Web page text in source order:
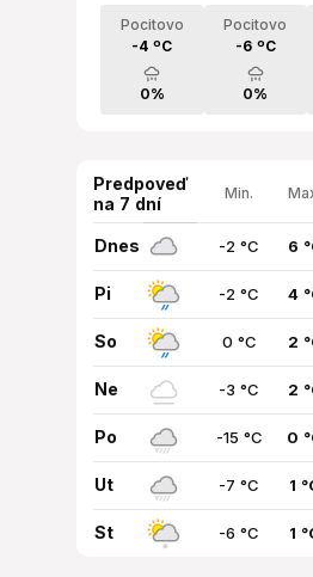
Pocitovo
-4 ºC
0%
Pocitovo
-6 ºC
0%
Predpoveď
na 7 dní
Min.
Dnes -2 °C 6
Pi -2 °C 4
So 0 °C 2
Ne -3 °C 2
Po -15 °C 0
Ut -7 °C 1
St -6 °C 1